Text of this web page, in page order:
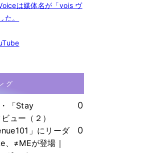
は媒体名が「vois ヴ
。
グ
・「Stay
ュー（２）
0
」にリーダ
≠MEが登場｜
0